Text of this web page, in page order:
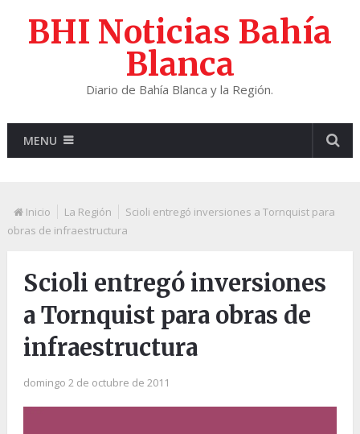
BHI Noticias Bahía
Blanca
Diario de Bahía Blanca y la Región.
MENU
Inicio La Región
Scioli entregó inversiones a Tornquist para
obras de infraestructura
Scioli entregó inversiones
a Tornquist para obras de
infraestructura
domingo 2 de octubre de 2011